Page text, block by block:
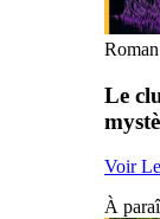
Le
Voir
À